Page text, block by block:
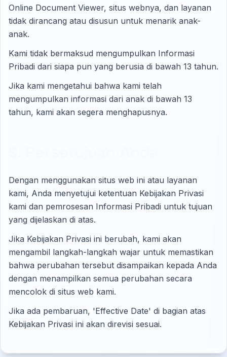
Online Document Viewer, situs webnya, dan layanan
tidak dirancang atau disusun untuk menarik anak-
anak.
Kami tidak bermaksud mengumpulkan Informasi
Pribadi dari siapa pun yang berusia di bawah 13 tahun.
Jika kami mengetahui bahwa kami telah
mengumpulkan informasi dari anak di bawah 13
tahun, kami akan segera menghapusnya.
Dengan menggunakan situs web ini atau layanan
kami, Anda menyetujui ketentuan Kebijakan Privasi
kami dan pemrosesan Informasi Pribadi untuk tujuan
yang dijelaskan di atas.
Jika Kebijakan Privasi ini berubah, kami akan
mengambil langkah-langkah wajar untuk memastikan
bahwa perubahan tersebut disampaikan kepada Anda
dengan menampilkan semua perubahan secara
mencolok di situs web kami.
Jika ada pembaruan, 'Effective Date' di bagian atas
Kebijakan Privasi ini akan direvisi sesuai.